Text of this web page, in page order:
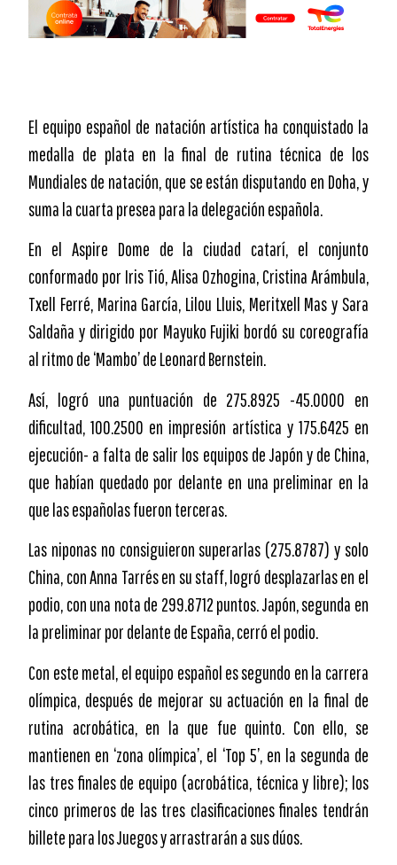
El equipo español de natación artística ha conquistado la
medalla de plata en la final de rutina técnica de los
Mundiales de natación, que se están disputando en Doha, y
suma la cuarta presea para la delegación española.
En el Aspire Dome de la ciudad catarí, el conjunto
conformado por Iris Tió, Alisa Ozhogina, Cristina Arámbula,
Txell Ferré, Marina García, Lilou Lluis, Meritxell Mas y Sara
Saldaña y dirigido por Mayuko Fujiki bordó su coreografía
al ritmo de ‘Mambo’ de Leonard Bernstein.
Así, logró una puntuación de 275.8925 -45.0000 en
dificultad, 100.2500 en impresión artística y 175.6425 en
ejecución- a falta de salir los equipos de Japón y de China,
que habían quedado por delante en una preliminar en la
que las españolas fueron terceras.
Las niponas no consiguieron superarlas (275.8787) y solo
China, con Anna Tarrés en su staff, logró desplazarlas en el
podio, con una nota de 299.8712 puntos. Japón, segunda en
la preliminar por delante de España, cerró el podio.
Con este metal, el equipo español es segundo en la carrera
olímpica, después de mejorar su actuación en la final de
rutina acrobática, en la que fue quinto. Con ello, se
mantienen en ‘zona olímpica’, el ‘Top 5’, en la segunda de
las tres finales de equipo (acrobática, técnica y libre); los
cinco primeros de las tres clasificaciones finales tendrán
billete para los Juegos y arrastrarán a sus dúos.